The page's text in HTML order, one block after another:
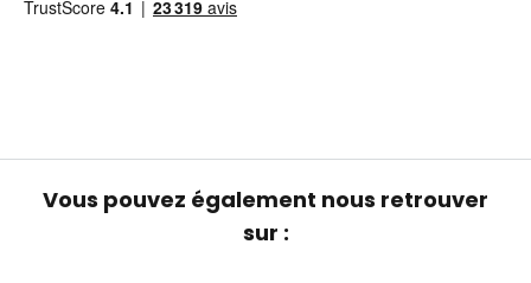
Vous pouvez également nous retrouver
sur :